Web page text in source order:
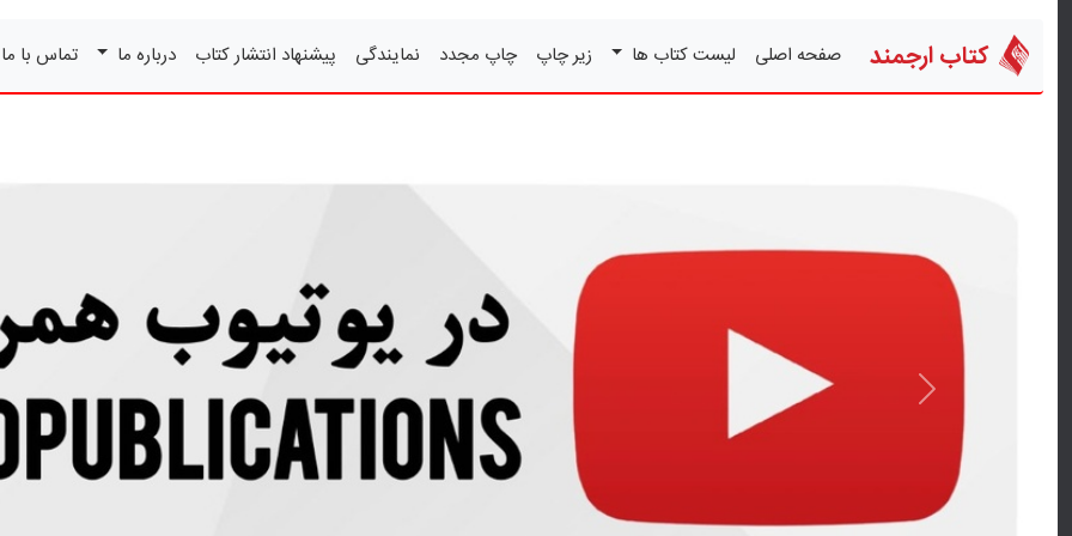
کتاب ارجمند صفحه اصلی لیست کتاب ها زیر چاپ چاپ مجدد نمایندگی پیشنهاد انتشار کتاب درباره ما تماس با
قبلی